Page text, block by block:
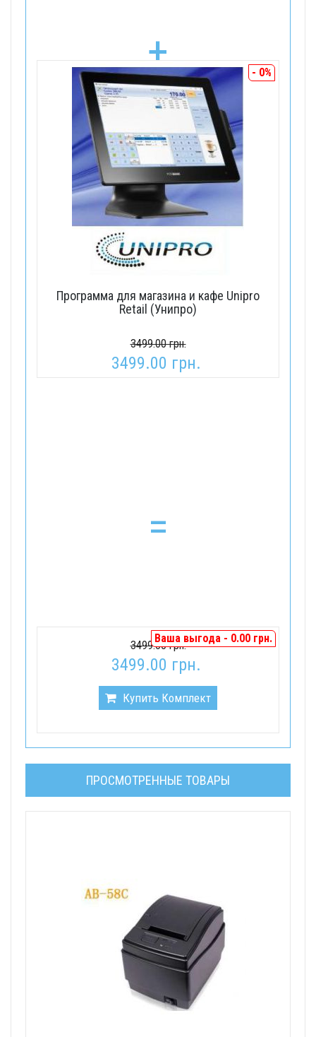
+ - 0%
Программа для магазина и кафе Unipro
Retail (Унипро)
3499.00 грн.
3499.00 грн.
=
Ваша выгода - 0.00 грн.
3499.00 грн.
3499.00 грн.
Купить Комплект
ПРОСМОТРЕННЫЕ ТОВАРЫ